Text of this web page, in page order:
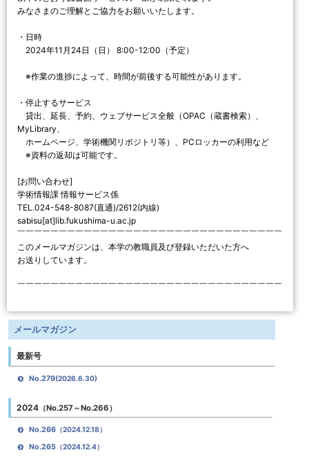
みなさまのご理解とご協力をお願いいたします。
・日時
2024年11月24日（日） 8:00-12:00（予定）
※作業の進捗によって、時間が前後する可能性があります。
・停止するサービス
貸出、延長、予約、ウェブサービス全般（OPAC（蔵書検索）、
MyLibrary、
ホームページ、学術機関リポジトリ等）、PCロッカーの利用など
※資料の返却は可能です。
[お問い合わせ]
学術情報課 情報サービス係
TEL.024-548-8087(直通)/2612(内線)
sabisu[at]lib.fukushima-u.ac.jp
￣￣￣￣￣￣￣￣￣￣￣￣￣￣￣￣￣￣￣￣￣￣￣￣￣￣￣￣￣￣￣￣
このメールマガジンは、本学の教職員及び登録いただいた方へ
お送りしています。
￣￣￣￣￣￣￣￣￣￣￣￣￣￣￣￣￣￣￣￣￣￣￣￣￣￣￣￣￣￣￣￣
メールマガジン
最新号
No.279(2026.6.30)
2024（No.257～No.266）
No.266（2024.12.18）
No.265（2024.12.4）